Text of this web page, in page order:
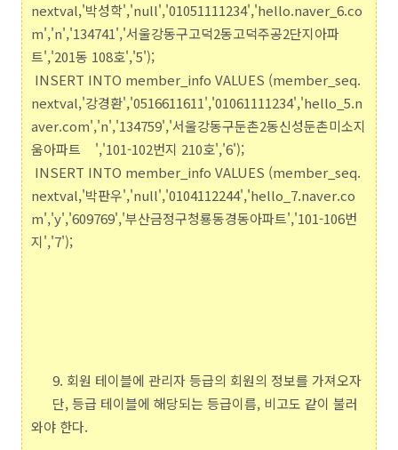
nextval,'박성학','null','01051111234','hello.naver_6.co
m','n','134741','서울강동구고덕2동고덕주공2단지아파
트','201동 108호','5');
INSERT INTO member_info VALUES (member_seq.
nextval,'강경환','0516611611','01061111234','hello_5.n
aver.com','n','134759','서울강동구둔촌2동신성둔촌미소지
움아파트
','101-102번지 210호','6');
INSERT INTO member_info VALUES (member_seq.
nextval,'박판우','null','0104112244','hello_7.naver.co
m','y','609769','부산금정구청룡동경동아파트','101-106번
지','7');
9. 회원 테이블에 관리자 등급의 회원의 정보를 가져오자
단, 등급 테이블에 해당되는 등급이름, 비고도 같이 불러
와야 한다.